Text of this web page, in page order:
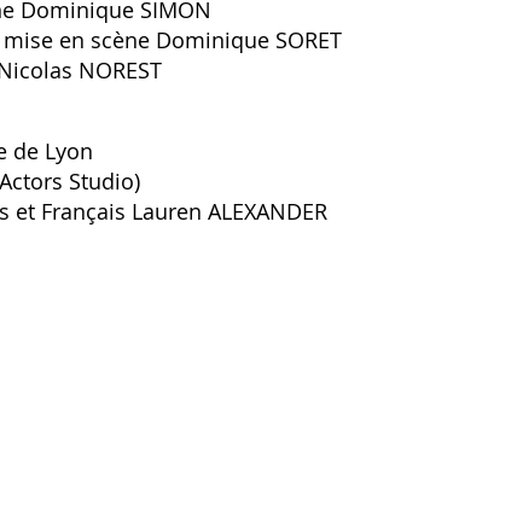
Dominique SIMON
en scène Dominique SORET
NOREST
de Lyon
Studio)
Français Lauren ALEXANDER